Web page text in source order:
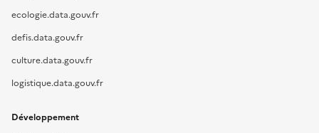
ecologie.data.gouv.fr
defis.data.gouv.fr
culture.data.gouv.fr
logistique.data.gouv.fr
Développement